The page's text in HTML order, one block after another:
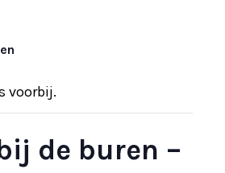
voorbij.
de buren –